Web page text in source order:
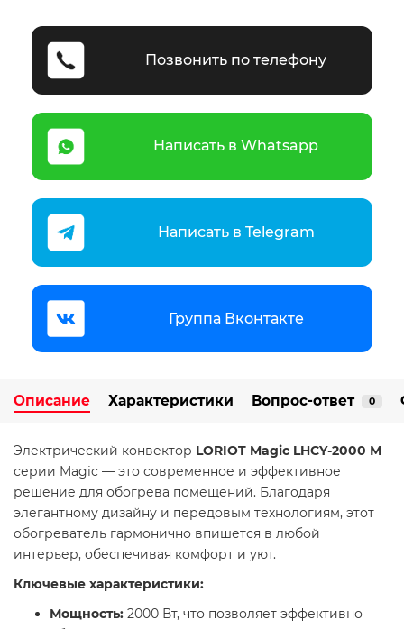
Позвонить по телефону
Написать в Whatsapp
Написать в Telegram
Группа Вконтакте
Описание Характеристики Вопрос-ответ 0
​Электрический конвектор LORIOT Magic LHCY-2000 М
серии Magic — это современное и эффективное
решение для обогрева помещений. Благодаря
элегантному дизайну и передовым технологиям, этот
обогреватель гармонично впишется в любой
интерьер, обеспечивая комфорт и уют.​
Ключевые характеристики:
Мощность: 2000 Вт, что позволяет эффективно